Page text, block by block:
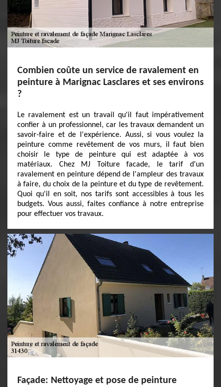
Combien coûte un service de ravalement en
peinture à Marignac Lasclares et ses environs
?
Le ravalement est un travail qu'il faut impérativement
confier à un professionnel, car les travaux demandent un
savoir-faire et de l'expérience. Aussi, si vous voulez la
peinture comme revêtement de vos murs, il faut bien
choisir le type de peinture qui est adaptée à vos
matériaux. Chez MJ Toiture facade, le tarif d'un
ravalement en peinture dépend de l'ampleur des travaux
à faire, du choix de la peinture et du type de revêtement.
Quoi qu'il en soit, nos tarifs sont accessibles à tous les
budgets. Vous aussi, faites confiance à notre entreprise
pour effectuer vos travaux.
Façade: Nettoyage et pose de peinture